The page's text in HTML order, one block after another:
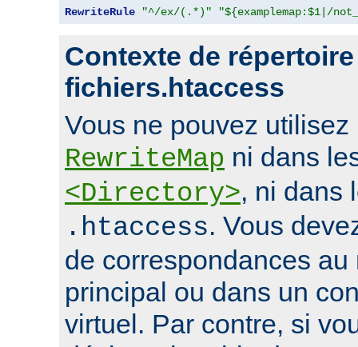
RewriteRule "^/ex/(.*)" "${examplemap:$1|/
Contexte de
fichiers.htaccess
Vous ne pouvez
RewriteMap ni dans
<Directory>, ni dans
.htaccess. Vous
de correspondances
principal ou dans un
virtuel. Par contre, si